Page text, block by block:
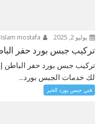
يوليو 2, 2025
تركيب جبس بورد حفر الباطن
تركيب جبس بورد حفر الباطن
لك خدمات الجبس بورد...
فني جبس بورد الخبر